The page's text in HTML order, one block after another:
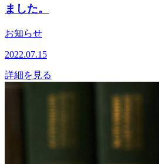
ました。
お知らせ
2022.07.15
詳細を見る